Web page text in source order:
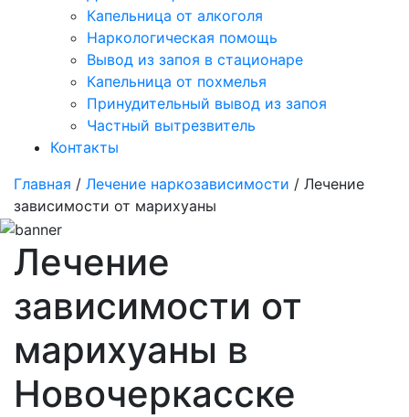
Капельница от алкоголя
Наркологическая помощь
Вывод из запоя в стационаре
Капельница от похмелья
Принудительный вывод из запоя
Частный вытрезвитель
Контакты
Главная / Лечение наркозависимости / Лечение
зависимости от марихуаны
Лечение
зависимости от
марихуаны в
Новочеркасске